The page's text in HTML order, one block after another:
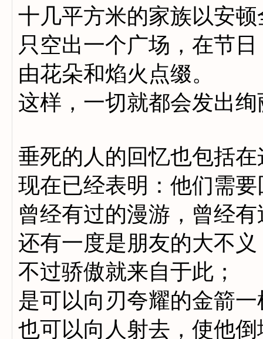
十几平方米的家族以安
只空出一个广场，在节日
由花朵和焰火点缀。
这样，一切就都会发出
垂死的人的回忆也包括
现在已经表明：他们需要
曾经有过的漫游，曾经
还有一度是朋友的大不义
不过骄傲就来自于此；
是可以向刃夸耀的金箭
也可以向人射去，使他倒